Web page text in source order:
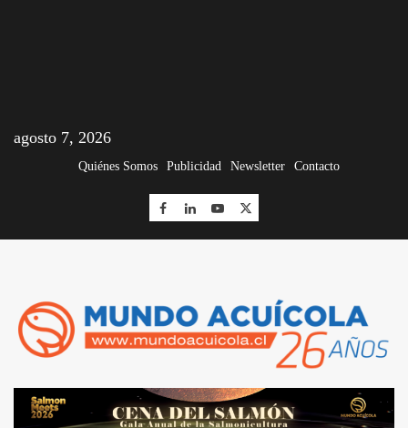
agosto 7, 2026
Quiénes Somos Publicidad Newsletter Contacto